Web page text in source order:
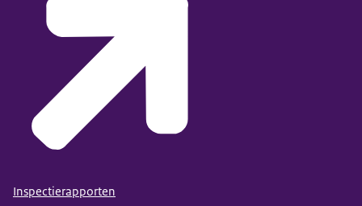
Inspectierapporten